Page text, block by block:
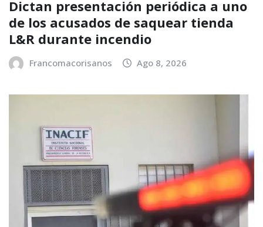
Dictan presentación periódica a uno
de los acusados de saquear tienda
L&R durante incendio
Francomacorisanos Ago 8, 2026